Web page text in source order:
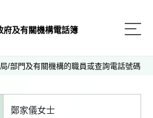
府及有關機構電話簿
/部門及有關機構的職員或查詢電話號碼
鄭家儀女士